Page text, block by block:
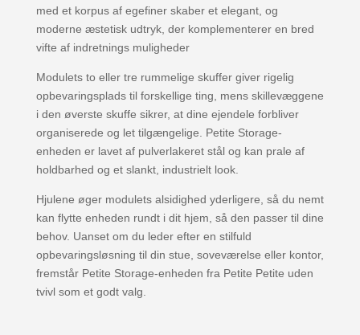
med et korpus af egefiner skaber et elegant, og
moderne æstetisk udtryk, der komplementerer en bred
vifte af indretnings muligheder
Modulets to eller tre rummelige skuffer giver rigelig
opbevaringsplads til forskellige ting, mens skillevæggene
i den øverste skuffe sikrer, at dine ejendele forbliver
organiserede og let tilgængelige. Petite Storage-
enheden er lavet af pulverlakeret stål og kan prale af
holdbarhed og et slankt, industrielt look.
Hjulene øger modulets alsidighed yderligere, så du nemt
kan flytte enheden rundt i dit hjem, så den passer til dine
behov. Uanset om du leder efter en stilfuld
opbevaringsløsning til din stue, soveværelse eller kontor,
fremstår Petite Storage-enheden fra Petite Petite uden
tvivl som et godt valg.